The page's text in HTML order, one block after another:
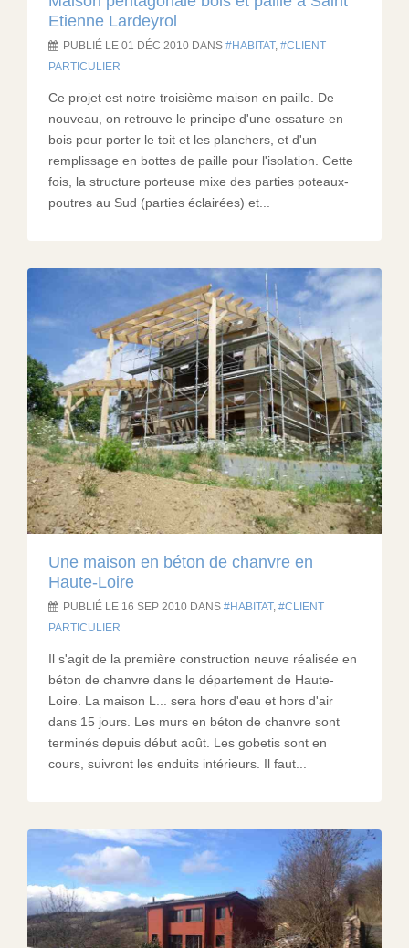
Etienne Lardeyrol
PUBLIÉ LE 01 DÉC 2010 DANS HABITAT ,
CLIENT
PARTICULIER
Ce projet est notre troisième maison en paille. De
nouveau, on retrouve le principe d'une ossature en
bois pour porter le toit et les planchers, et d'un
remplissage en bottes de paille pour l'isolation. Cette
fois, la structure porteuse mixe des parties poteaux-
poutres au Sud (parties éclairées) et...
Une maison en béton de chanvre en
Haute-Loire
PUBLIÉ LE 16 SEP 2010 DANS HABITAT ,
CLIENT
PARTICULIER
Il s'agit de la première construction neuve réalisée en
béton de chanvre dans le département de Haute-
Loire. La maison L... sera hors d'eau et hors d'air
dans 15 jours. Les murs en béton de chanvre sont
terminés depuis début août. Les gobetis sont en
cours, suivront les enduits intérieurs. Il faut...